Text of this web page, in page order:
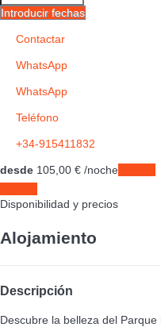
Introducir fechas
Contactar
WhatsApp
WhatsApp
Teléfono
+34-915411832
desde 105, 00 € /noche
Disponibilidad y precios
Alojamiento
Descripción
Descubre la belleza del